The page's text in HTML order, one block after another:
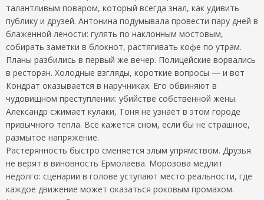
талантливым поваром, который всегда знал, как удивить
публику и друзей. Антонина подумывала провести пару дней в
блаженной лености: гулять по наклонным мостовым,
собирать заметки в блокнот, растягивать кофе по утрам.
Планы разбились в первый же вечер. Полицейские ворвались
в ресторан. Холодные взгляды, короткие вопросы — и вот
Кондрат оказывается в наручниках. Его обвиняют в
чудовищном преступлении: убийстве собственной жены.
Александр сжимает кулаки, Тоня не узнаёт в этом городе
привычного тепла. Всё кажется сном, если бы не страшное,
размытое напряжение.
Растерянность быстро сменяется злым упрямством. Друзья
не верят в виновность Ермолаева. Морозова медлит
недолго: сценарии в голове уступают место реальности, где
каждое движение может оказаться роковым промахом.